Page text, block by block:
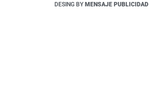
DESING BY MENSAJE PUBLICIDAD